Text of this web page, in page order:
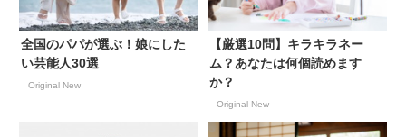
全国のパパが選ぶ！娘にした
い芸能人30選
Original New
【厳選10問】キラキラネー
ム？あなたは何個読めます
か？
Original New